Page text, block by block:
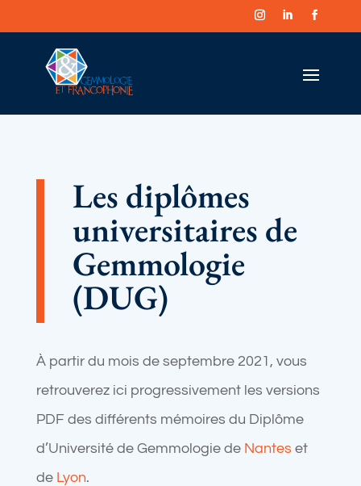
Les diplômes
universitaires de
Gemmologie
(DUG)
À partir du mois de septembre 2021, vous
retrouverez ici progressivement les versions
PDF des différents mémoires du Diplôme
d’Université de Gemmologie de Nantes et
de Lyon.